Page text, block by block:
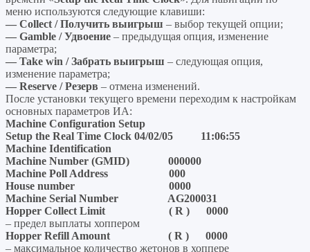
меню используются следующие клавиши:
— Collect / Получить выигрыш – выбор текущей опции;
— Gamble / Удвоение – предыдущая опция, изменение
параметра;
— Take win / Забрать выигрыш – следующая опция,
изменение параметра;
— Reserve / Резерв – отмена изменений.
После установки текущего времени переходим к настройкам
основных параметров ИА:
Machine Configuration Setup
Setup the Real Time Clock 04/02/05 11:06:55
Machine Identification
Machine Number (GMID) 000000
Machine Poll Address 000
House number 0000
Machine Serial Number AG200031
Hopper Collect Limit ( R ) 0000
– предел выплаты хоппером
Hopper Refill Amount ( R ) 0000
– максимальное количество жетонов в хоппере